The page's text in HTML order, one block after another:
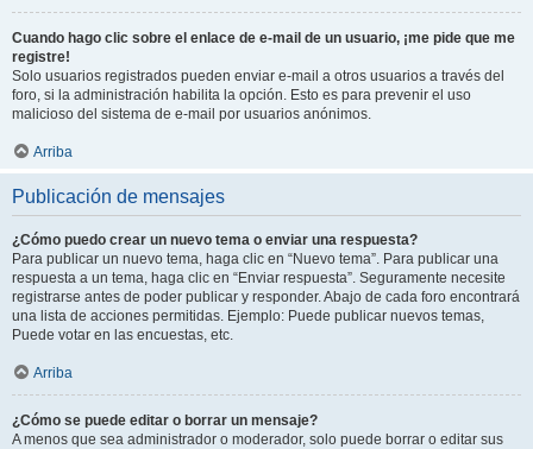
Cuando hago clic sobre el enlace de e-mail de un usuario, ¡me pide que me
registre!
Solo usuarios registrados pueden enviar e-mail a otros usuarios a través del
foro, si la administración habilita la opción. Esto es para prevenir el uso
malicioso del sistema de e-mail por usuarios anónimos.
Arriba
Publicación de mensajes
¿Cómo puedo crear un nuevo tema o enviar una respuesta?
Para publicar un nuevo tema, haga clic en “Nuevo tema”. Para publicar una
respuesta a un tema, haga clic en “Enviar respuesta”. Seguramente necesite
registrarse antes de poder publicar y responder. Abajo de cada foro encontrará
una lista de acciones permitidas. Ejemplo: Puede publicar nuevos temas,
Puede votar en las encuestas, etc.
Arriba
¿Cómo se puede editar o borrar un mensaje?
A menos que sea administrador o moderador, solo puede borrar o editar sus